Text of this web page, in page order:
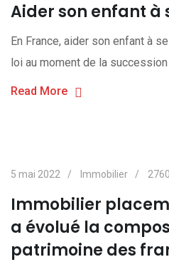
Aider son enfant à
En France, aider son enfant à
loi au moment de la succession
Read More
5 mai 2022 Immobilier 2760
Immobilier
a évolué la
patrimoine des